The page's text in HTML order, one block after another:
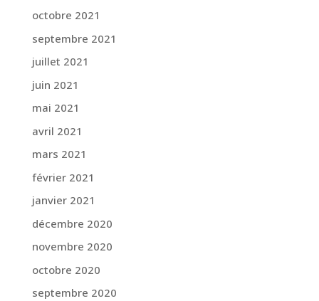
octobre 2021
septembre 2021
juillet 2021
juin 2021
mai 2021
avril 2021
mars 2021
février 2021
janvier 2021
décembre 2020
novembre 2020
octobre 2020
septembre 2020